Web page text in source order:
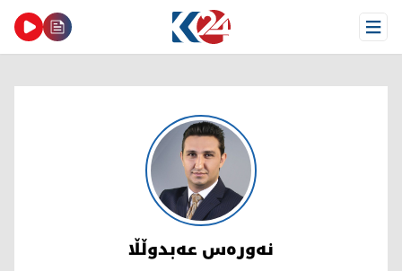
Open Menu
نەورەس عەبدوڵڵا
نەورەس عەبدوڵڵا